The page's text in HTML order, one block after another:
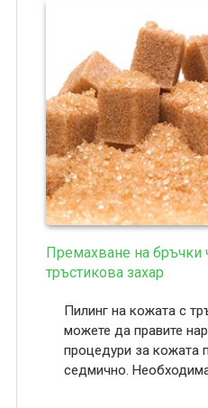
Премахване на бръчки
тръстикова захар
Пилинг на кожата с
можете да правите
процедури за кожата
седмично.